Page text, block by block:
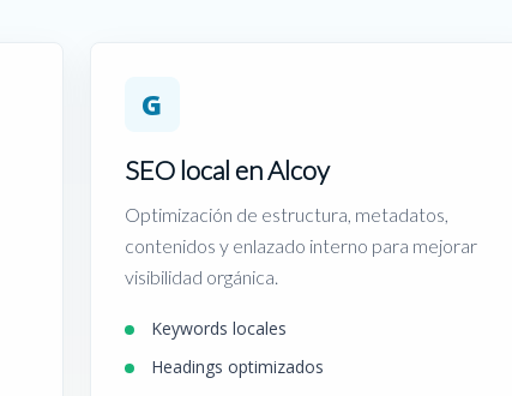
G
SEO local en Alcoy
Optimización de estructura, metadatos,
contenidos y enlazado interno para mejorar
visibilidad orgánica.
Keywords locales
Headings optimizados